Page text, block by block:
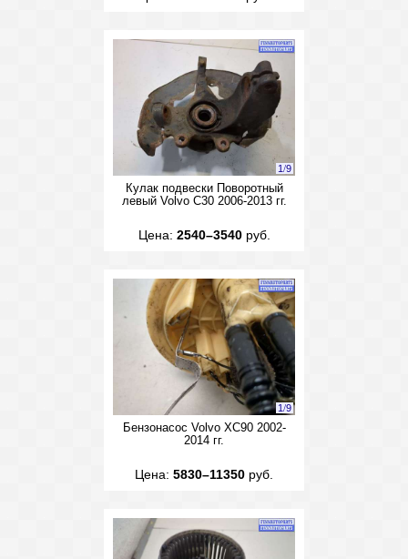
1/9
Кулак подвески Поворотный
левый Volvo C30 2006-2013 гг.
Цена: 2540–3540руб.
1/9
Бензонасос Volvo XC90 2002-
2014 гг.
Цена: 5830–11350 руб.